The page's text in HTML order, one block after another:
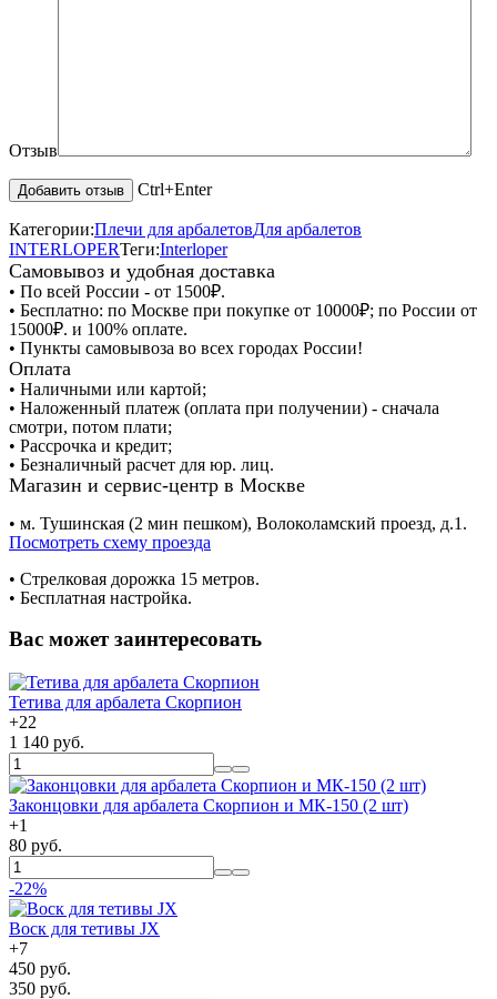
Отзыв
Ctrl+Enter
Категории:Плечи для арбалетовДля арбалетов
INTERLOPERТеги:Interloper
Самовывоз и удобная доставка
• По всей России - от 1500₽.
• Бесплатно: по Москве при покупке от 10000₽; по России от
15000₽. и 100% оплате.
• Пункты самовывоза во всех городах России!
Оплата
• Наличными или картой;
• Наложенный платеж (оплата при получении) - сначала
смотри, потом плати;
• Рассрочка и кредит;
• Безналичный расчет для юр. лиц.
Магазин и сервис-центр в Москве
• м. Тушинская (2 мин пешком), Волоколамский проезд, д.1.
Посмотреть схему проезда
• Cтрелковая дорожка 15 метров.
• Бесплатная настройка.
Вас может заинтересовать
Тетива для арбалета Скорпион
+22
1 140 руб.
Законцовки для арбалета Скорпион и МК-150 (2 шт)
+1
80 руб.
-22%
Воск для тетивы JX
+7
450 руб.
350 руб.